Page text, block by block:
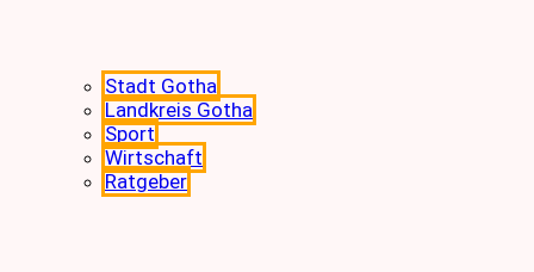
Stadt Gotha
Landkreis Gotha
Sport
Wirtschaft
Ratgeber